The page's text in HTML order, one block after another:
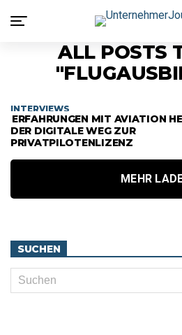
ALL POSTS
INTERVIEWS
ERFAHRUNGEN MIT AVIATION
DER DIGITALE WEG ZUR
PRIVATPILOTENLIZENZ
MEHR
SUCHEN